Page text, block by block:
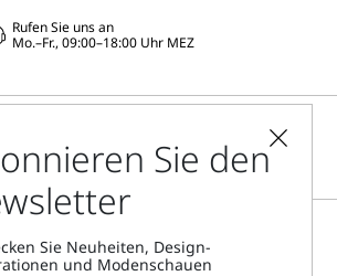
Rufen Sie uns an
Mo.–Fr., 09:00–18:00 Uhr MEZ
Sie den
Sie Neuheiten, Design-
und Modenschauen